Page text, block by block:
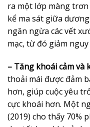
ra một lớp màng
kể ma sát giữa
ngăn ngừa các vết
mạc, từ đó giảm
– Tăng khoái cảm và
thoải mái được đảm
hơn, giúp cuộc yêu
cực khoái hơn. Một
(2019) cho thấy 70%